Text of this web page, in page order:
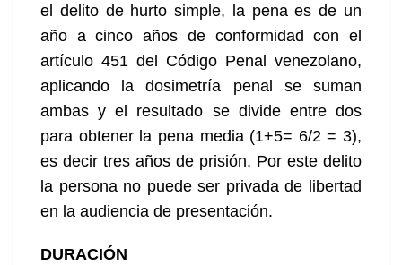
el delito de hurto simple, la pena es de un
año a cinco años de conformidad con el
artículo 451 del Código Penal venezolano,
aplicando la dosimetría penal se suman
ambas y el resultado se divide entre dos
para obtener la pena media (1+5= 6/2 = 3),
es decir tres años de prisión. Por este delito
la persona no puede ser privada de libertad
en la audiencia de presentación.
DURACIÓN